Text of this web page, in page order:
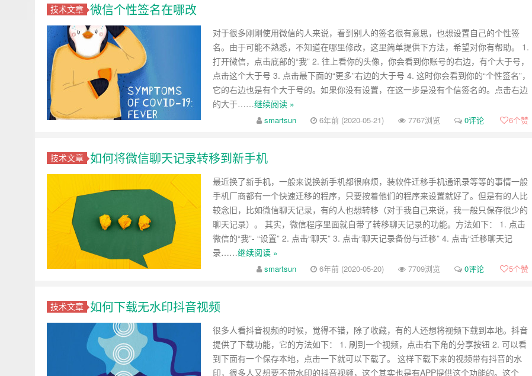
技术文章 微信个性签名在哪改
对于很多刚刚使用微信的人来说，看到别人的签名很有意思，也想设置自己的个性签
名。由于可能不熟悉，不知道在哪里修改，这里简单提供下方法，希望对你有帮助。 1.
打开微信，点击底部的“我” 2. 往上看你的头像，你会看到你账号的右边，有个大于号，
点击这个大于号 3. 点击最下面的“更多”右边的大于号 4. 这时你会看到你的“个性签名”，
它的右边也是有个大于号的。如果你没有设置，在这一步是没有个信签名的。点击右边
的大于……继续阅读 »
smartsun 6年前 (2020-05-21) 7767浏览 0评论 6个赞
技术文章 如何将微信聊天记录转移到新手机
最近换了新手机，一般来说换新手机都很麻烦，装软件迁移手机通讯录等等的事情一般
手机厂商都有一个快速迁移的程序，只要按着他们的程序来设置就好了。但是有的人比
较念旧，比如微信聊天记录，有的人也想转移（对于我自己来说，我一般只保存很少的
聊天记录）。 其实，微信程序里面就自带了转移聊天记录的功能。方法如下： 1. 点击
微信的“我”- “设置” 2. 点击“聊天” 3. 点击“聊天记录备份与迁移” 4. 点击“迁移聊天记
录……继续阅读 »
smartsun 6年前 (2020-05-20) 7709浏览 0评论 5个赞
技术文章 如何下载无水印抖音视频
很多人看抖音视频的时候，觉得不错，除了收藏，有的人还想将视频下载到本地。抖音
提供了下载功能，它的方法如下： 1. 刷到一个视频，点击右下角的分享按钮 2. 可以看
到下面有一个保存本地，点击一下就可以下载了。 这样下载下来的视频带有抖音的水
印，很多人又想要不带水印的抖音视频，这个其实也是有APP提供这个功能的。这个